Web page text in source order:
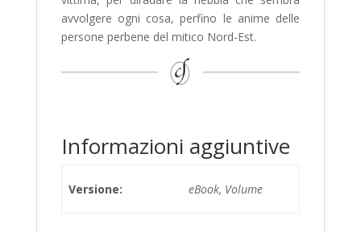
avvolgere ogni cosa, perfino le anime delle
persone perbene del mitico Nord-Est.
Informazioni aggiuntive
Versione: eBook, Volume